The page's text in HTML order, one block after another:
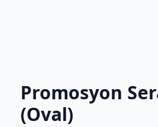
Promosyon
(Oval)